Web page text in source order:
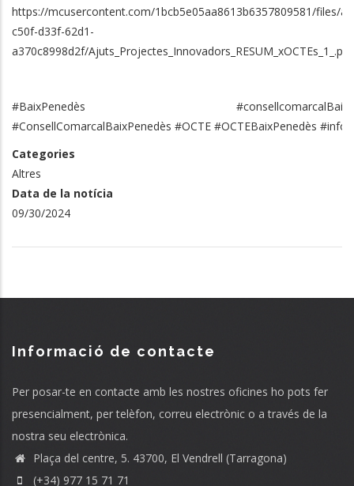
https://mcusercontent.com/1bcb5e05aa8613b6357809581/files/
c50f-d33f-62d1-
a370c8998d2f/Ajuts_Projectes_Innovadors_RESUM_xOCTEs_1_.pdf
#BaixPenedès
#ConsellComarcalBaixPenedès #OCTE #OCTEBaixPenedès
Categories
Altres
Data de la notícia
09/30/2024
Informació de contacte
Per posar-te en contacte amb les nostres oficines ho pots fer
presencialment, per telèfon, correu electrònic o a través de la
nostra seu electrònica.
Plaça del centre, 5. 43700, El Vendrell (Tarragona)
(+34) 977 15 71 71